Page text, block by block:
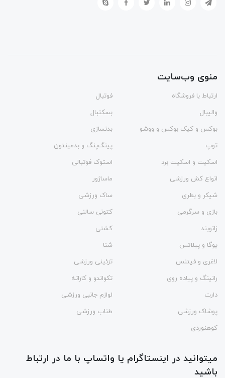
منوی وب‌سایت
ارتباط با فروشگاه
فوتبال
والیبال
بسکتبال
بوکس و کیک بوکس و ووشو
بدنسازی
توپ
پینگ‌پنگ و بدمينتون
اسکیت و اسکیت برد
استوک فوتبالی
انواع کش ورزشی
ماساژور
شیکر و بطری
ساک ورزشی
بازی و سرگرمی
کتونی سالنی
زانوبند
کشتی
یوگا و پیلاتس
شنا
لاغری و فیتنس
تزئینی ورزشی
رانینگ و پیاده روی
تکواندو و کاراته
دارت
لوازم جانبی ورزشی
پوشاک ورزشی
طناب ورزشی
کوهنوردی
میتوانید در اینستاگرام یا واتساپ با ما در ارتباط
باشید